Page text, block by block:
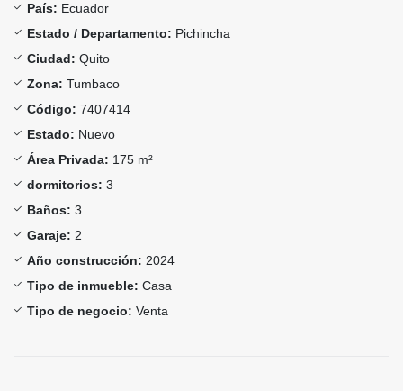
País: Ecuador
Estado / Departamento: Pichincha
Ciudad: Quito
Zona: Tumbaco
Código: 7407414
Estado: Nuevo
Área Privada: 175 m²
dormitorios: 3
Baños: 3
Garaje: 2
Año construcción: 2024
Tipo de inmueble: Casa
Tipo de negocio: Venta